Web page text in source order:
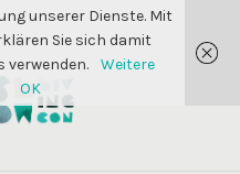
unserer Dienste. Mit
Sie sich damit
verwenden.
Weitere
OK